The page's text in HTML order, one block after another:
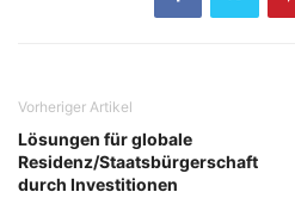
Vorheriger Artikel
Lösungen für globale
Residenz/Staatsbürgerschaft
durch Investitionen